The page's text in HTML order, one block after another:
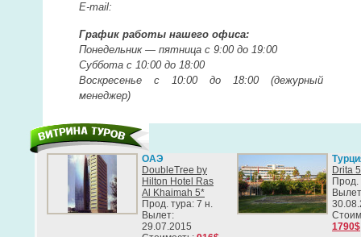
E-mail:
График работы нашего офиса:
Понедельник — пятница с 9:00 до 19:00
Суббота с 10:00 до 18:00
Воскресенье с 10:00 до 18:00 (дежурный
менеджер)
ОАЭ
DoubleTree by
Hilton Hotel Ras
Al Khaimah 5*
Прод. тура: 7 н.
Вылет:
29.07.2015
Drita
Прод.
1790$